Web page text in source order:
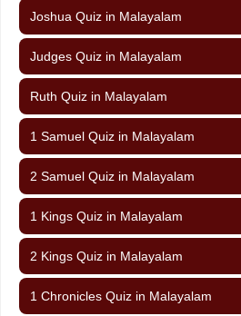
Joshua Quiz in Malayalam
Judges Quiz in Malayalam
Ruth Quiz in Malayalam
1 Samuel Quiz in Malayalam
2 Samuel Quiz in Malayalam
1 Kings Quiz in Malayalam
2 Kings Quiz in Malayalam
1 Chronicles Quiz in Malayalam